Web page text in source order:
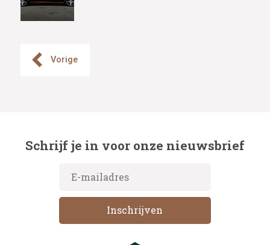
Vorige
Schrijf je in voor onze nieuwsbrief